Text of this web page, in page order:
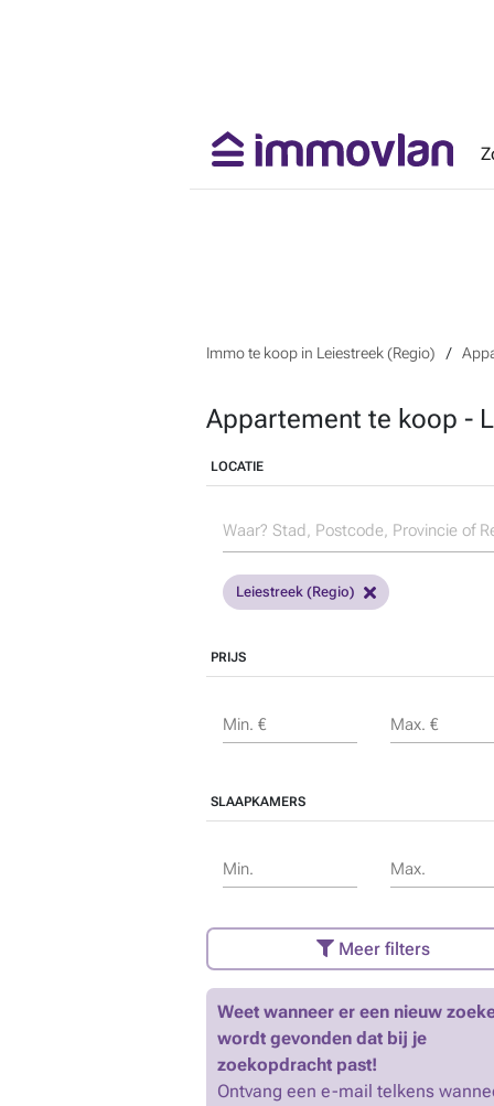
Immo te koop in Leiestreek (Regio)
Appartement te koop -
LOCATIE
Leiestreek (Regio)
PRIJS
Min. € Max. €
SLAAPKAMERS
Min. Max.
Meer filters
Weet wanneer er een nieuw
wordt gevonden dat bij je
zoekopdracht past!
Ontvang een e-mail telkens